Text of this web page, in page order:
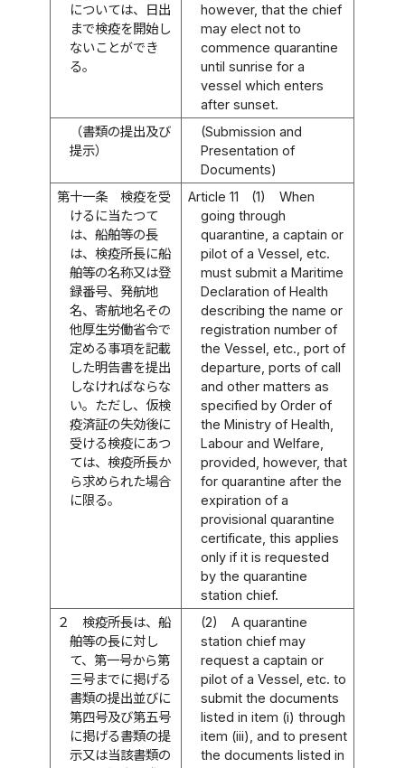
については、日出
まで検疫を開始し
ないことができ
る。
however, that the chief
may elect not to
commence quarantine
until sunrise for a
vessel which enters
after sunset.
（書類の提出及び
提示）
(Submission and
Presentation of
Documents)
第十一条
検疫を受
けるに当たつて
は、船舶等の長
は、検疫所長に船
舶等の名称又は登
録番号、発航地
名、寄航地名その
他厚生労働省令で
定める事項を記載
した明告書を提出
しなければならな
い。ただし、仮検
疫済証の失効後に
受ける検疫にあつ
ては、検疫所長か
ら求められた場合
に限る。
Article 11 (1)
When
going through
quarantine, a captain or
pilot of a Vessel, etc.
must submit a Maritime
Declaration of Health
describing the name or
registration number of
the Vessel, etc., port of
departure, ports of call
and other matters as
specified by Order of
the Ministry of Health,
Labour and Welfare,
provided, however, that
for quarantine after the
expiration of a
provisional quarantine
certificate, this applies
only if it is requested
by the quarantine
station chief.
２
検疫所長は、船
舶等の長に対し
て、第一号から第
三号までに掲げる
書類の提出並びに
第四号及び第五号
に掲げる書類の提
示又は当該書類の
(2)
A quarantine
station chief may
request a captain or
pilot of a Vessel, etc. to
submit the documents
listed in item (i) through
item (iii), and to present
the documents listed in